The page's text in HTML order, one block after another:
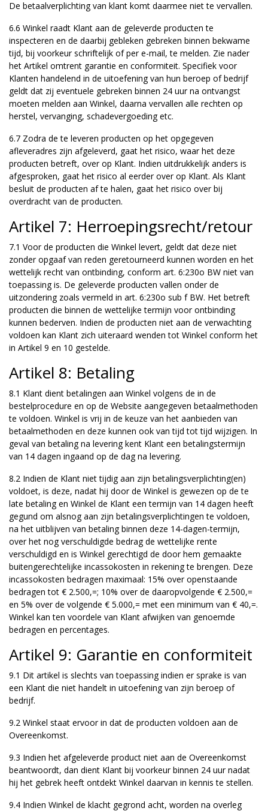
De betaalverplichting van klant komt daarmee niet te vervallen.
6.6 Winkel raadt Klant aan de geleverde producten te
inspecteren en de daarbij gebleken gebreken binnen bekwame
tijd, bij voorkeur schriftelijk of per e-mail, te melden. Zie nader
het Artikel omtrent garantie en conformiteit. Specifiek voor
Klanten handelend in de uitoefening van hun beroep of bedrijf
geldt dat zij eventuele gebreken binnen 24 uur na ontvangst
moeten melden aan Winkel, daarna vervallen alle rechten op
herstel, vervanging, schadevergoeding etc.
6.7 Zodra de te leveren producten op het opgegeven
afleveradres zijn afgeleverd, gaat het risico, waar het deze
producten betreft, over op Klant. Indien uitdrukkelijk anders is
afgesproken, gaat het risico al eerder over op Klant. Als Klant
besluit de producten af te halen, gaat het risico over bij
overdracht van de producten.
Artikel 7: Herroepingsrecht/retour
7.1 Voor de producten die Winkel levert, geldt dat deze niet
zonder opgaaf van reden geretourneerd kunnen worden en het
wettelijk recht van ontbinding, conform art. 6:230o BW niet van
toepassing is. De geleverde producten vallen onder de
uitzondering zoals vermeld in art. 6:230o sub f BW. Het betreft
producten die binnen de wettelijke termijn voor ontbinding
kunnen bederven. Indien de producten niet aan de verwachting
voldoen kan Klant zich uiteraard wenden tot Winkel conform het
in Artikel 9 en 10 gestelde.
Artikel 8: Betaling
8.1 Klant dient betalingen aan Winkel volgens de in de
bestelprocedure en op de Website aangegeven betaalmethoden
te voldoen. Winkel is vrij in de keuze van het aanbieden van
betaalmethoden en deze kunnen ook van tijd tot tijd wijzigen. In
geval van betaling na levering kent Klant een betalingstermijn
van 14 dagen ingaand op de dag na levering.
8.2 Indien de Klant niet tijdig aan zijn betalingsverplichting(en)
voldoet, is deze, nadat hij door de Winkel is gewezen op de te
late betaling en Winkel de Klant een termijn van 14 dagen heeft
gegund om alsnog aan zijn betalingsverplichtingen te voldoen,
na het uitblijven van betaling binnen deze 14-dagen-termijn,
over het nog verschuldigde bedrag de wettelijke rente
verschuldigd en is Winkel gerechtigd de door hem gemaakte
buitengerechtelijke incassokosten in rekening te brengen. Deze
incassokosten bedragen maximaal: 15% over openstaande
bedragen tot € 2.500,=; 10% over de daaropvolgende € 2.500,=
en 5% over de volgende € 5.000,= met een minimum van € 40,=.
Winkel kan ten voordele van Klant afwijken van genoemde
bedragen en percentages.
Artikel 9: Garantie en conformiteit
9.1 Dit artikel is slechts van toepassing indien er sprake is van
een Klant die niet handelt in uitoefening van zijn beroep of
bedrijf.
9.2 Winkel staat ervoor in dat de producten voldoen aan de
Overeenkomst.
9.3 Indien het afgeleverde product niet aan de Overeenkomst
beantwoordt, dan dient Klant bij voorkeur binnen 24 uur nadat
hij het gebrek heeft ontdekt Winkel daarvan in kennis te stellen.
9.4 Indien Winkel de klacht gegrond acht, worden na overleg